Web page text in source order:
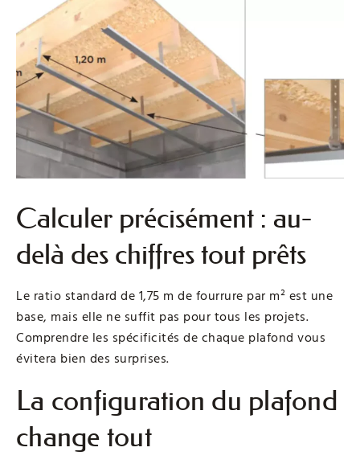
Calculer précisément : au-
delà des chiffres tout prêts
Le ratio standard de 1,75 m de fourrure par m² est une
base, mais elle ne suffit pas pour tous les projets.
Comprendre les spécificités de chaque plafond vous
évitera bien des surprises.
La configuration du plafond
change tout